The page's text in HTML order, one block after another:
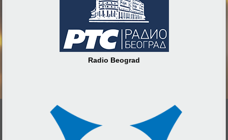
Radio Beograd